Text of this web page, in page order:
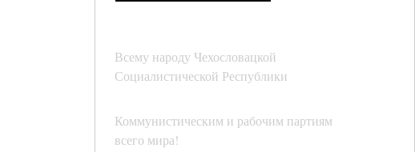
Всему народу Чехословацкой
Социалистической Республики
Коммунистическим и рабочим партиям
всего мира!